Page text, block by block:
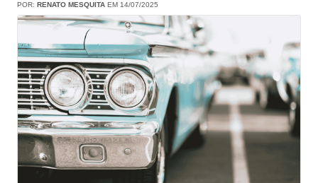
POR: RENATO MESQUITA EM 14/07/2025